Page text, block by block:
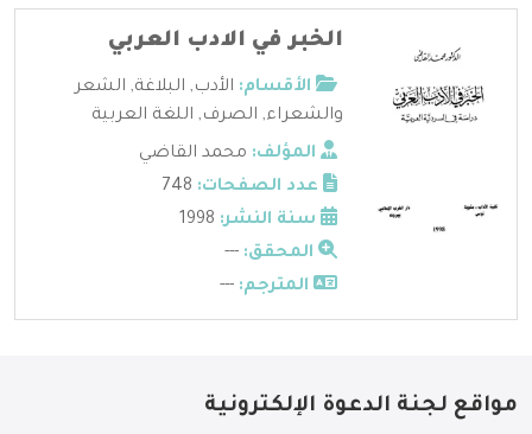
الخبر في الادب العربي
الأقسام: الأدب, البلاغة, الشعر
والشعراء, الصرف, اللغة العربية
المؤلف: محمد القاضي
عدد الصفحات:
سنة النشر:
المحقق: ---
المترجم: ---
مواقع لجنة الدعوة الإلكترونية